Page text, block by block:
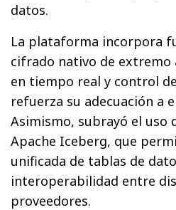
datos.
La plataforma incorpora
cifrado nativo de
en tiempo real y control
refuerza su adecuación a
Asimismo, subrayó el uso
Apache Iceberg, que
unificada de tablas de
interoperabilidad entre
proveedores.